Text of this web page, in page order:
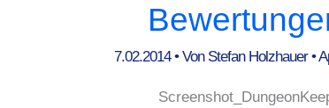
7.02.2014• Von Stefan Holzhauer•